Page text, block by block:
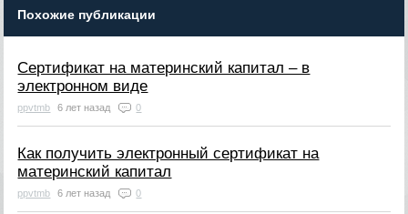
Похожие публикации
Сертификат на материнский капитал – в
электронном виде
ppvtmb 6 лет назад 0
Как получить электронный сертификат на
материнский капитал
ppvtmb 6 лет назад 0